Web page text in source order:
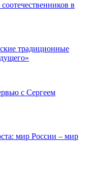
в
традиционные
с Сергеем
мир России – мир